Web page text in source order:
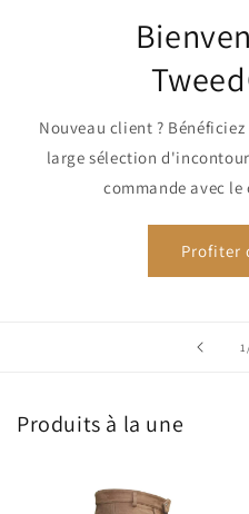
Nouveau client ? Bénéficiez
large sélection
commande avec le
Profiter
1
Produits à la une